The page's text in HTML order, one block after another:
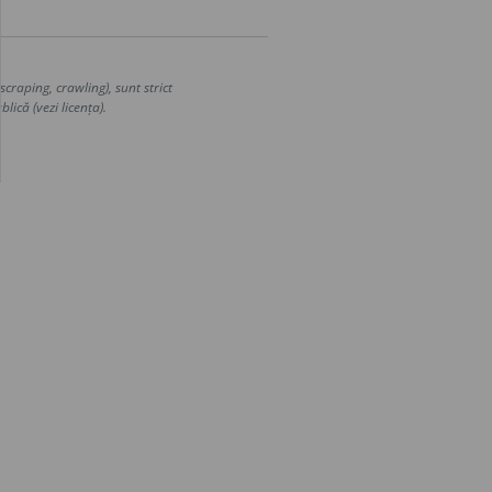
crawling), sunt strict
(vezi licența).